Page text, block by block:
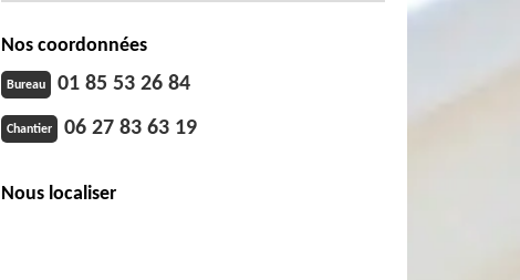
Nos coordonnées
Bureau 01 85 53 26 84
Chantier 06 27 83 63 19
Nous localiser